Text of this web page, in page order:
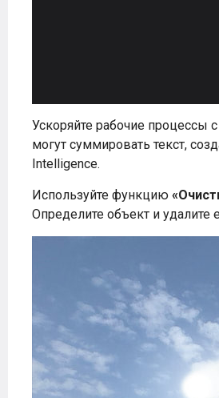
Ускоряйте рабочие процессы
могут суммировать текст,
Intelligence.
Используйте функцию
Определите объект и удалите